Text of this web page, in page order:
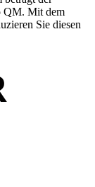
QM. Mit dem
Sie diesen